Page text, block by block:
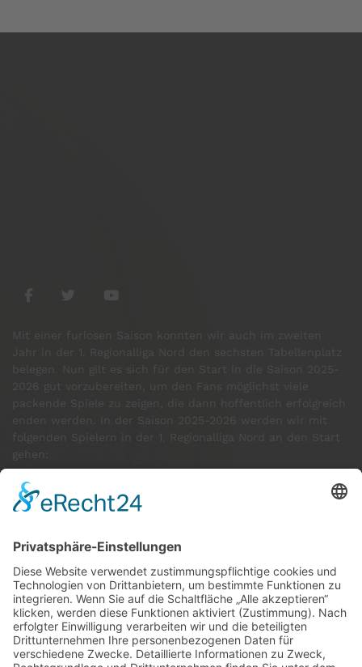
Mit einer furiosen Saison konnten wir auch im zweiten
Jahr in der 1. Regionalliga Nord den sechsten Tabellenplatz
packende Spiele zu zeigen, die dann hoffentlich erfolgreich
GÄSTE ONLINE
Aktuell:4 Gäste
Rekord: 922 Gäste am 30. Mai 2026 @ 21:22
LETZTEMATCHES
DBV CHARLOTTENBURG 79 60 RED DEVILS